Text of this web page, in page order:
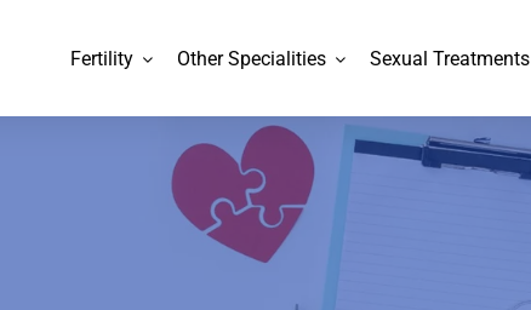
Fertility Other Specialities Sexual Treatments